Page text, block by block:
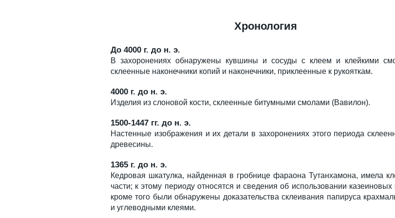
Хронология
До 4000 г. до н. э.
В захоронениях обнаружены кувшины и сосуды с клеем и клейкими
склеенные наконечники копий и наконечники, приклеенные к рукояткам.
4000 г. до н. э.
Изделия из слоновой кости, склеенные битумными смолами (Вавилон).
1500-1447 гг. до н. э.
Настенные изображения и их детали в захоронениях этого периода
древесины.
1365 г. до н. э.
Кедровая шкатулка, найденная в гробнице фараона Тутанхамона, имела
части; к этому периоду относятся и сведения об использовании казеиновых
кроме того были обнаружены доказательства склеивания папируса
и углеводными клеями.